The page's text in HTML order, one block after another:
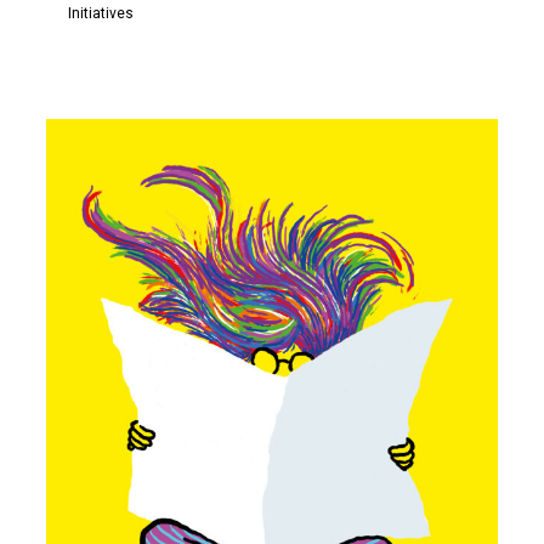
Initiatives